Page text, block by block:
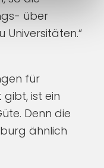
über
Universitäten.“
für
ist ein
Denn die
ähnlich